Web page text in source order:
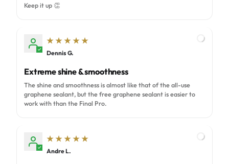
Keep it up 👏
Dennis G.
Extreme shine & smoothness
The shine and smoothness is almost like that of the all-use
graphene sealant, but the free graphene sealant is easier to
work with than the Final Pro.
Andre L.